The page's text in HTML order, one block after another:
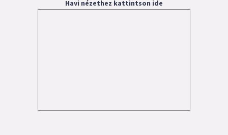
Havi nézethez kattintson ide